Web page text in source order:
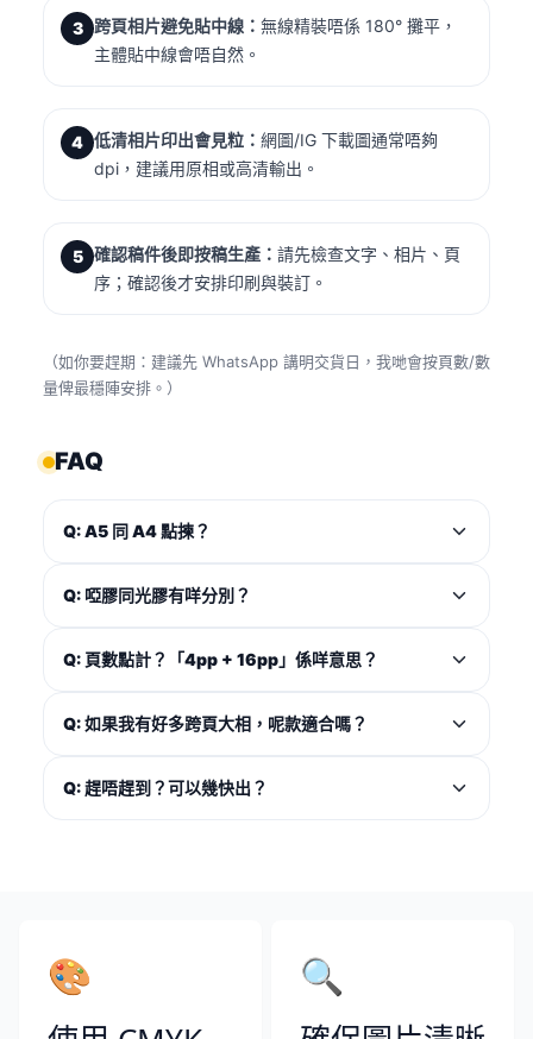
3 跨頁相片避免貼中線： 無線精裝唔係 180° 攤平，
主體貼中線會唔自然。
4 低清相片印出會見粒： 網圖/IG 下載圖通常唔夠
dpi，建議用原相或高清輸出。
5 確認稿件後即按稿生產： 請先檢查文字、相片、頁
序；確認後才安排印刷與裝訂。
（如你要趕期：建議先 WhatsApp 講明交貨日，我哋會按頁數/數
量俾最穩陣安排。）
FAQ
Q: A5 同 A4 點揀？
Q: 啞膠同光膠有咩分別？
Q: 頁數點計？「4pp + 16pp」係咩意思？
Q: 如果我有好多跨頁大相，呢款適合嗎？
Q: 趕唔趕到？可以幾快出？
🎨 🔍